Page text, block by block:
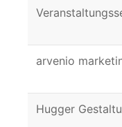
arvenio
Hugger